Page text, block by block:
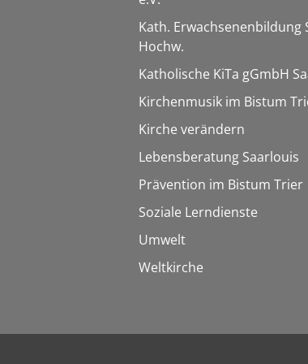
Kath. Erwachsenenbildung
Hochw.
Katholische KiTa gGmbH
Kirchenmusik im Bistum
Kirche verändern
Lebensberatung Saarlouis
Prävention im Bistum Trier
Soziale Lerndienste
Umwelt
Weltkirche